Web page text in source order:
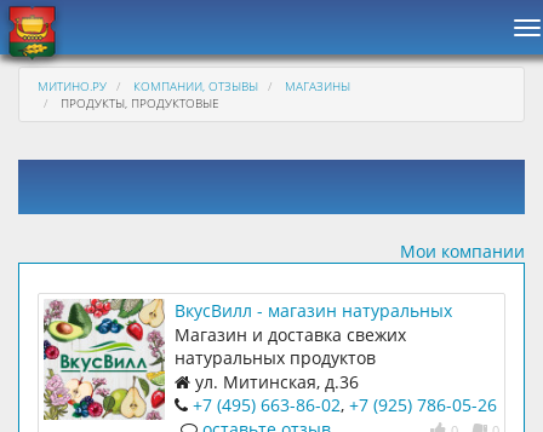
МИТИНО.РУ КОМПАНИИ, ОТЗЫВЫ
МАГАЗИНЫ
ПРОДУКТЫ, ПРОДУКТОВЫЕ
Мои компании
ВкусВилл - магазин натуральных
продуктов на Митинской, 36
Магазин и доставка свежих
натуральных продуктов
ул. Митинская, д.36
+7 (495) 663-86-02, +7 (925) 786-05-26